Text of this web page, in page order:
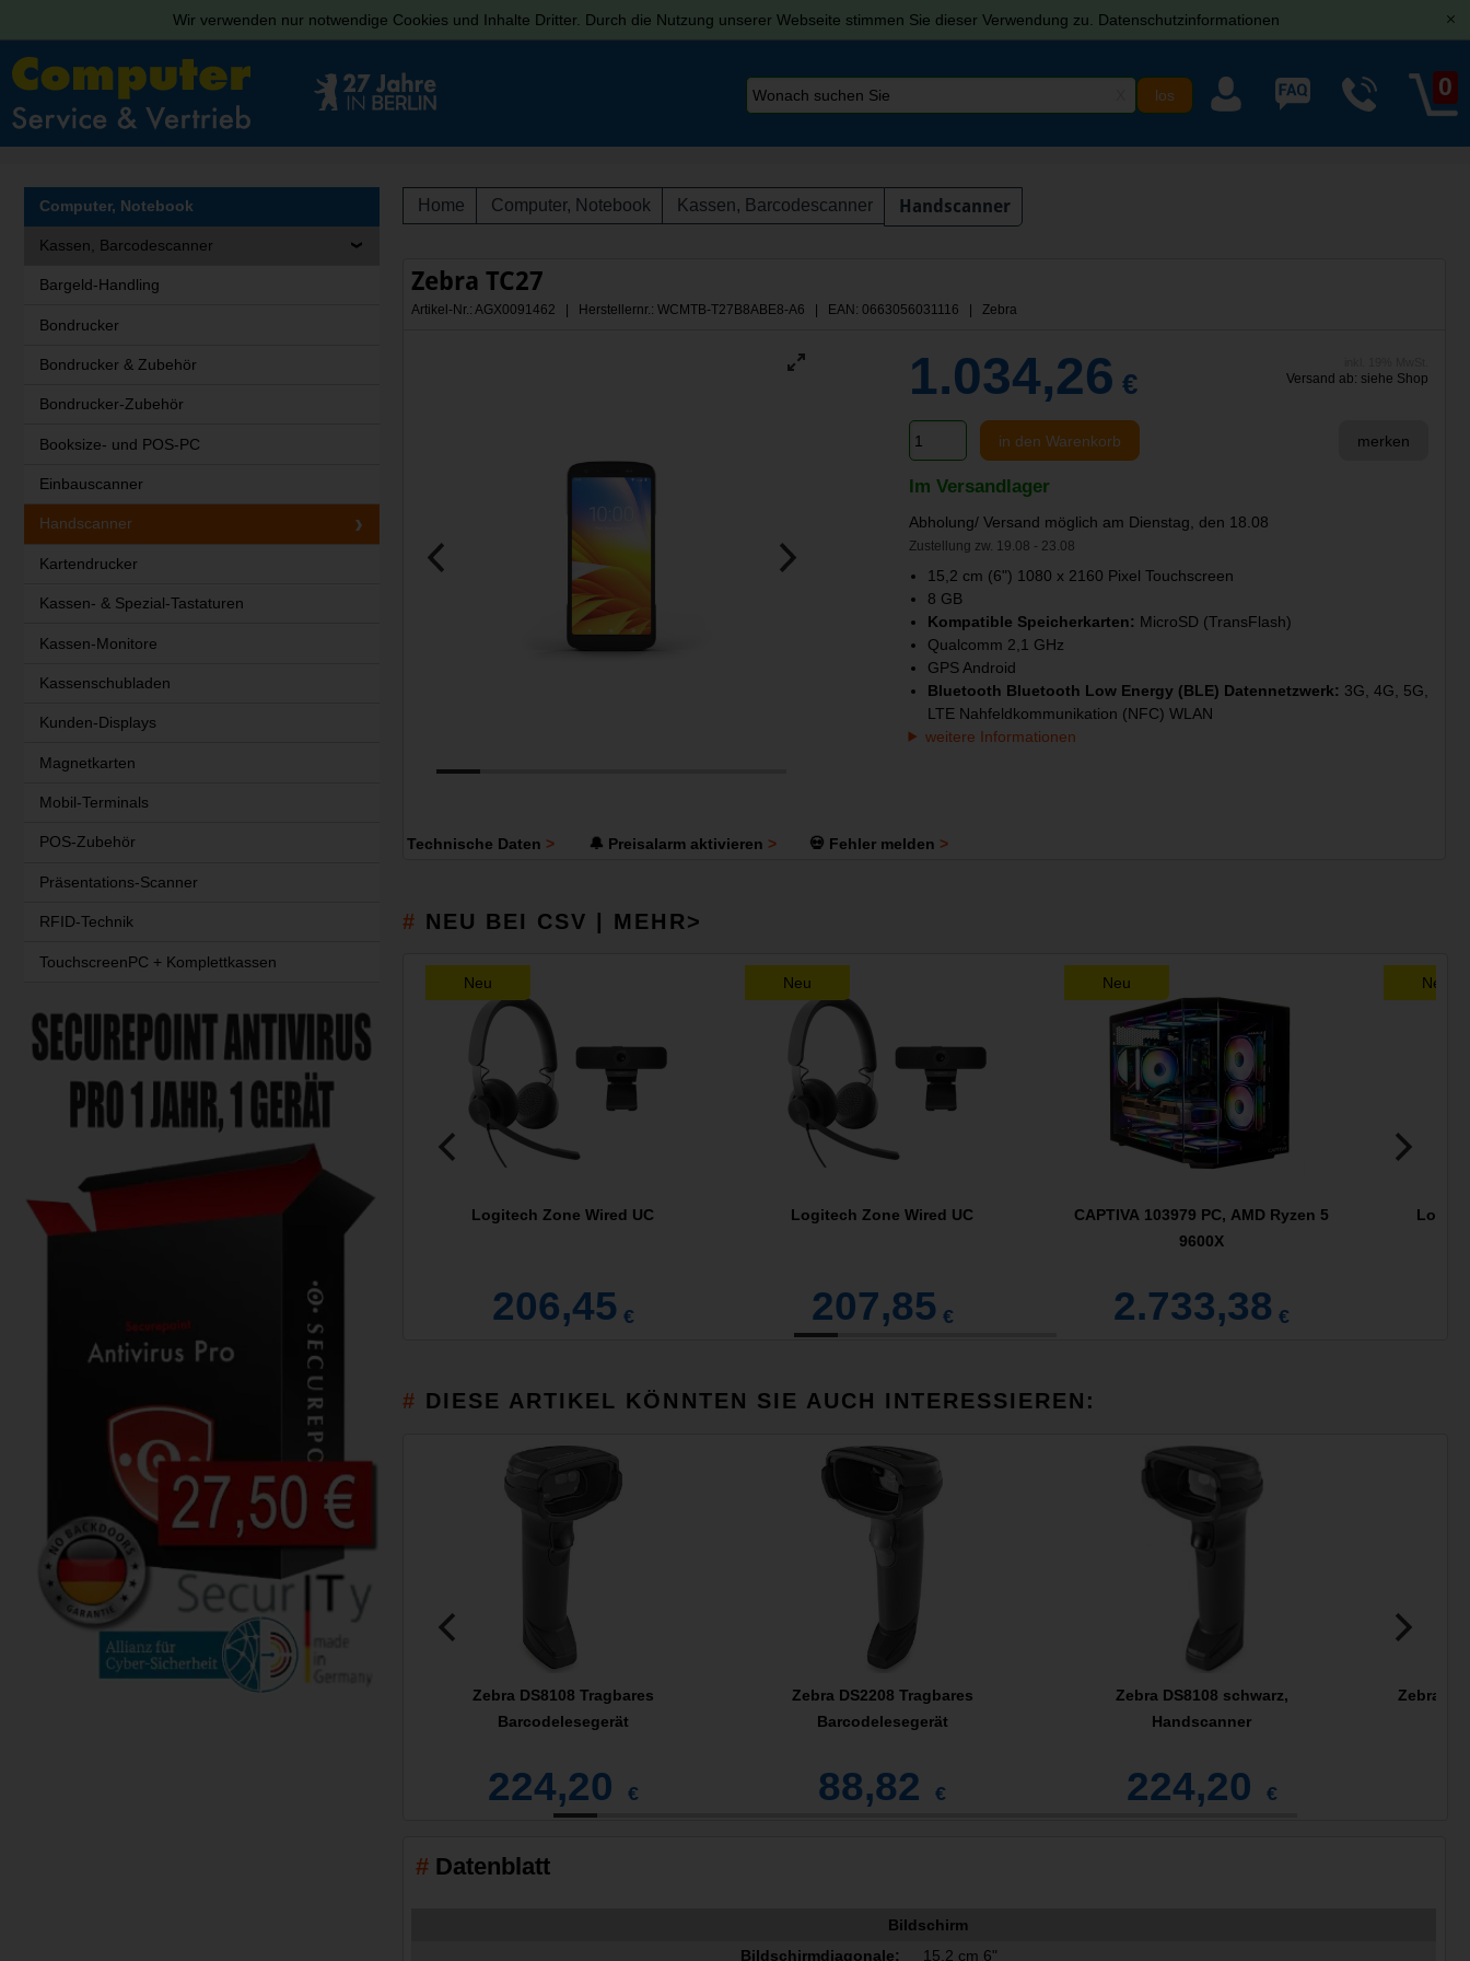
Wir verwenden nur notwendige Cookies und Inhalte Dritter. Durch die Nutzung unserer Webseite stimmen Sie dieser Verwendung zu. Datenschutzinformationen [x]
0
Home Computer, Notebook Kassen, Barcodescanner Handscanner
Zebra TC27
Artikel-Nr.: AGX0091462 | Herstellernr.: WCMTB-T27B8ABE8-A6 | EAN: 0663056031116 | Zebra
1.034,26 € Versand ab: siehe Shop
in den Warenkorb merken
Im Versandlager
Abholung/ Versand möglich am Dienstag, den 18.08
Zustellung zw. 19.08 - 23.08
15,2 cm (6") 1080 x 2160 Pixel Touchscreen
8 GB
Kompatible Speicherkarten: MicroSD (TransFlash)
Qualcomm 2,1 GHz
GPS Android
Bluetooth Bluetooth Low Energy (BLE) Datennetzwerk: 3G, 4G, 5G,
LTE Nahfeldkommunikation (NFC) WLAN
weitere Informationen
Technische Daten 🔔 Preisalarm aktivieren 💀 Fehler melden
NEU BEI CSV | MEHR>
Neu
Logitech Zone Wired UC
206,45 €
Neu
Logitech Zone Wired UC
207,85 €
Neu
CAPTIVA 103979 PC, AMD Ryzen 5
9600X
2.733,38 €
Neu
DIESE ARTIKEL KÖNNTEN SIE AUCH INTERESSIEREN:
Zebra DS8108 Tragbares
Barcodelesegerät
224,20 €
Zebra DS2208 Tragbares
Barcodelesegerät
88,82 €
Zebra DS8108 schwarz,
Handscanner
224,20 €
Zebra
Datenblatt
Bildschirm
Bildschirmdiagonale:
15,2 cm 6"
Computer, Notebook
Kassen, Barcodescanner
Bargeld-Handling
Bondrucker
Bondrucker & Zubehör
Bondrucker-Zubehör
Booksize- und POS-PC
Einbauscanner
Handscanner
Kartendrucker
Kassen- & Spezial-Tastaturen
Kassen-Monitore
Kassenschubladen
Kunden-Displays
Magnetkarten
Mobil-Terminals
POS-Zubehör
Präsentations-Scanner
RFID-Technik
TouchscreenPC + Komplettkassen